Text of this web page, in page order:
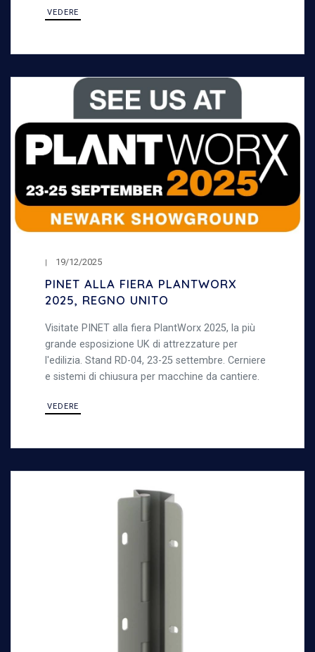
VEDERE
19/12/2025
PINET ALLA FIERA PLANTWORX
2025, REGNO UNITO
Visitate PINET alla fiera PlantWorx 2025, la più
grande esposizione UK di attrezzature per
l'edilizia. Stand RD-04, 23-25 settembre. Cerniere
e sistemi di chiusura per macchine da cantiere.
VEDERE